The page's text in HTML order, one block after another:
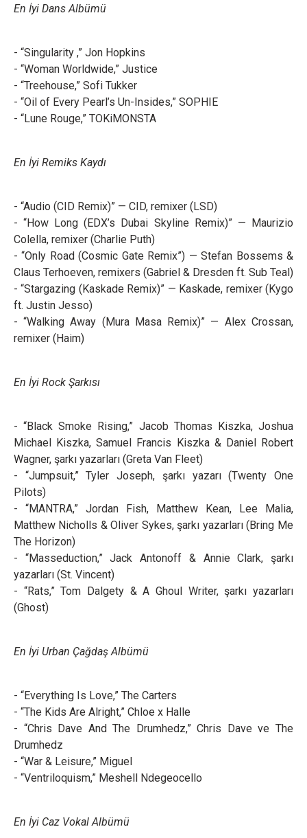
En İyi Dans Albümü
- “Singularity ,” Jon Hopkins
- “Woman Worldwide,” Justice
- “Treehouse,” Sofi Tukker
- “Oil of Every Pearl’s Un-Insides,” SOPHIE
- “Lune Rouge,” TOKiMONSTA
En İyi Remiks Kaydı
- “Audio (CID Remix)” — CID, remixer (LSD)
- “How Long (EDX’s Dubai Skyline Remix)” — Maurizio
Colella, remixer (Charlie Puth)
- “Only Road (Cosmic Gate Remix”) — Stefan Bossems &
Claus Terhoeven, remixers (Gabriel & Dresden ft. Sub Teal)
- “Stargazing (Kaskade Remix)” — Kaskade, remixer (Kygo
ft. Justin Jesso)
- “Walking Away (Mura Masa Remix)” — Alex Crossan,
remixer (Haim)
En İyi Rock Şarkısı
- “Black Smoke Rising,” Jacob Thomas Kiszka, Joshua
Michael Kiszka, Samuel Francis Kiszka & Daniel Robert
Wagner, şarkı yazarları (Greta Van Fleet)
- “Jumpsuit,” Tyler Joseph, şarkı yazarı (Twenty One
Pilots)
- “MANTRA,” Jordan Fish, Matthew Kean, Lee Malia,
Matthew Nicholls & Oliver Sykes, şarkı yazarları (Bring Me
The Horizon)
- “Masseduction,” Jack Antonoff & Annie Clark, şarkı
yazarları (St. Vincent)
- “Rats,” Tom Dalgety & A Ghoul Writer, şarkı yazarları
(Ghost)
En İyi Urban Çağdaş Albümü
- “Everything Is Love,” The Carters
- “The Kids Are Alright,” Chloe x Halle
- “Chris Dave And The Drumhedz,” Chris Dave ve The
Drumhedz
- “War & Leisure,” Miguel
- “Ventriloquism,” Meshell Ndegeocello
En İyi Caz Vokal Albümü